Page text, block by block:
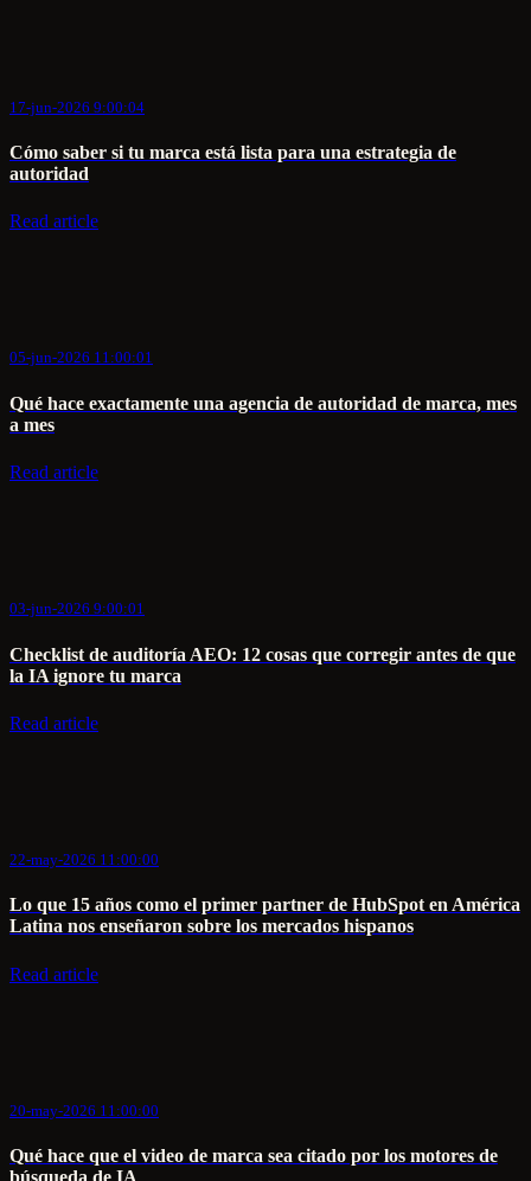
17-jun-2026 9:00:04
Cómo saber si tu marca está lista para una estrategia de
autoridad
Read article
05-jun-2026 11:00:01
Qué hace exactamente una agencia de autoridad de marca, mes
a mes
Read article
03-jun-2026 9:00:01
Checklist de auditoría AEO: 12 cosas que corregir antes de que
la IA ignore tu marca
Read article
22-may-2026 11:00:00
Lo que 15 años como el primer partner de HubSpot en América
Latina nos enseñaron sobre los mercados hispanos
Read article
20-may-2026 11:00:00
Qué hace que el video de marca sea citado por los motores de